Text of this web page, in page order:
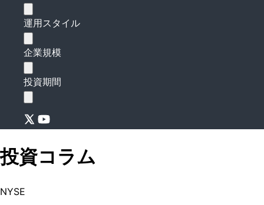
運用スタイル
企業規模
投資期間
投資コラム
NYSE